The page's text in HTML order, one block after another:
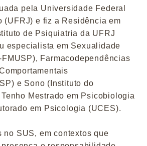
pela Universidade Federal
(UFRJ) e fiz a Residência em
de Psiquiatria da UFRJ
especialista em Sexualidade
Farmacodependências
e Sono (Instituto do
Mestrado em Psicobiologia
em Psicologia (UCES).
no SUS, em contextos que